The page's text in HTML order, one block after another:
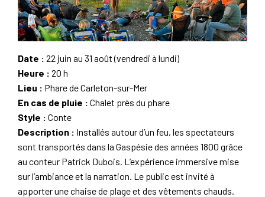
Date : 22 juin au 31 août (vendredi à lundi)
Heure : 20 h
Lieu : Phare de Carleton-sur-Mer
En cas de pluie : Chalet près du phare
Style : Conte
Description : Installés autour d’un feu, les spectateurs
sont transportés dans la Gaspésie des années 1800 grâce
au conteur Patrick Dubois. L’expérience immersive mise
sur l’ambiance et la narration. Le public est invité à
apporter une chaise de plage et des vêtements chauds.